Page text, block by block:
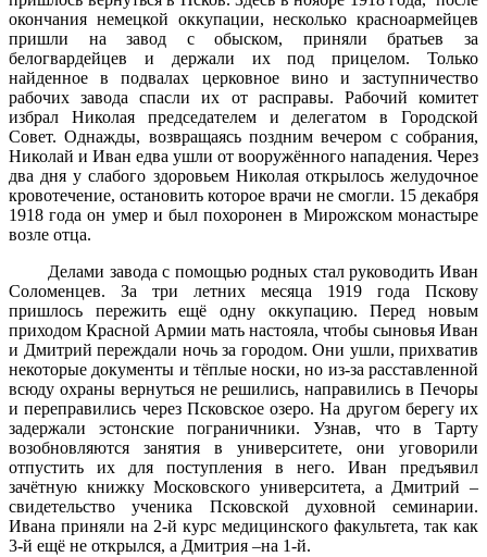
окончания немецкой оккупации, несколько красноармейцев
пришли на завод с обыском, приняли братьев за
белогвардейцев и держали их под прицелом. Только
найденное в подвалах церковное вино и заступничество
рабочих завода спасли их от расправы. Рабочий комитет
избрал Николая председателем и делегатом в Городской
Совет. Однажды, возвращаясь поздним вечером с собрания,
Николай и Иван едва ушли от вооружённого нападения. Через
два дня у слабого здоровьем Николая открылось желудочное
кровотечение, остановить которое врачи не смогли. 15 декабря
1918 года он умер и был похоронен в Мирожском монастыре
возле отца.
Делами завода с помощью родных стал руководить Иван
Соломенцев. За три летних месяца 1919 года Пскову
пришлось пережить ещё одну оккупацию. Перед новым
приходом Красной Армии мать настояла, чтобы сыновья Иван
и Дмитрий переждали ночь за городом. Они ушли, прихватив
некоторые документы и тёплые носки, но из-за расставленной
всюду охраны вернуться не решились, направились в Печоры
и переправились через Псковское озеро. На другом берегу их
задержали эстонские пограничники. Узнав, что в Тарту
возобновляются занятия в университете, они уговорили
отпустить их для поступления в него. Иван предъявил
зачётную книжку Московского университета, а Дмитрий –
свидетельство ученика Псковской духовной семинарии.
Ивана приняли на 2-й курс медицинского факультета, так как
3-й ещё не открылся, а Дмитрия –на 1-й.